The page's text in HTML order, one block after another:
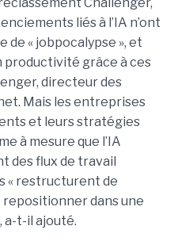
liés à l’IA n’ont
« jobpocalypse », et
productivité grâce à ces
directeur des
Mais les entreprises
et leurs stratégies
à mesure que l’IA
des flux de travail
« restructurent de
dans une
a-t-il ajouté.